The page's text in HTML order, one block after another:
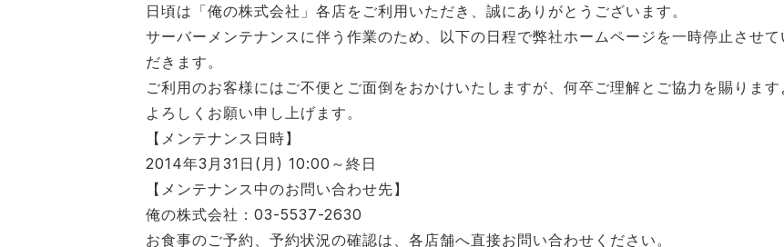
日頃は「俺の株式会社」各店をご利用いただき、誠にありがとうございます。
サーバーメンテナンスに伴う作業のため、以下の日程で弊社ホームページを一時停止させて
だきます。
ご利用のお客様にはご不便とご面倒をおかけいたしますが、何卒ご理解とご協力を賜ります
よろしくお願い申し上げます。
【メンテナンス日時】
2014年3月31日(月) 10:00～終日
【メンテナンス中のお問い合わせ先】
俺の株式会社：03-5537-2630
お食事のご予約、予約状況の確認は、各店舗へ直接お問い合わせください。